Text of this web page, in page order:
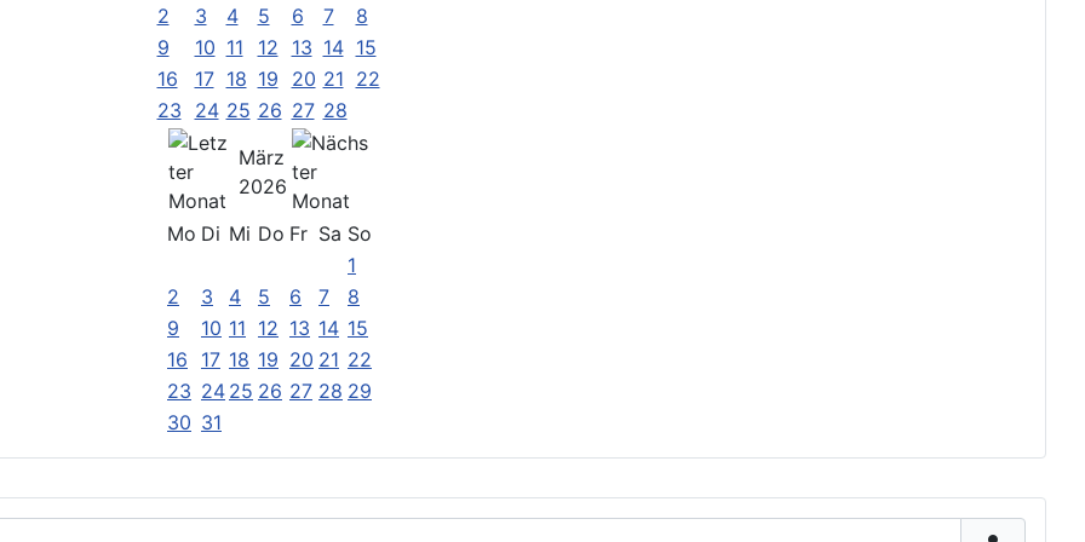
2
3 4 5 6 7
8
9
10 11 12 13 14 15
16
17 18 19 20 21 22
23
24 25 26 27 28
März
2026
Mo Di Mi Do Fr Sa So
1
2
3 4 5 6 7
8
9
10 11 12 13 14 15
16
17 18 19 20 21 22
23 24 25 26 27 28 29
30 31